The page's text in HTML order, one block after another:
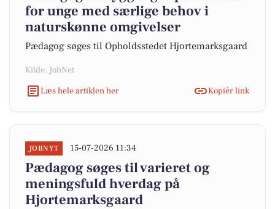
for unge med særlige behov i
naturskønne omgivelser
Pædagog søges til Opholdsstedet Hjortemarksgaard
Kilde: JobNet
Læs hele artiklen her
Kopiér link
JOBNYT 15-07-2026 11:34
Pædagog søges til varieret og
meningsfuld hverdag på
Hjortemarksgaard